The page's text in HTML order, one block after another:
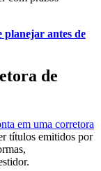
planejar antes de
de
em uma corretora
títulos emitidos por